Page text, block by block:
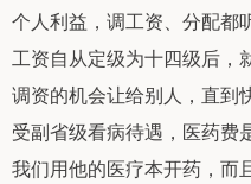
个人利益，调工资、分配都
工资自从定级为十四级后，
调资的机会让给别人，直到
受副省级看病待遇，医药费
我们用他的医疗本开药，而